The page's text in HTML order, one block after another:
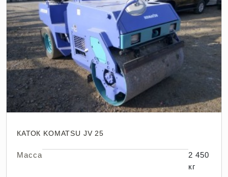
КАТОК KOMATSU JV 25
Масса
2 450
кг